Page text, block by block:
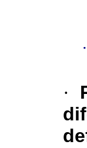
·
·